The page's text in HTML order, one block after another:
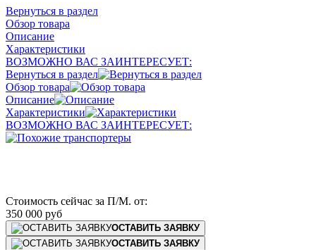
Вернуться в раздел
Обзор товара
Описание
Характеристики
ВОЗМОЖНО ВАС ЗАИНТЕРЕСУЕТ:
Вернуться в раздел
Обзор товара
Описание
Характеристики
ВОЗМОЖНО ВАС ЗАИНТЕРЕСУЕТ:
Стоимость сейчас за П/М. от:
350 000 руб
ОСТАВИТЬ ЗАЯВКУ
ОСТАВИТЬ ЗАЯВКУ